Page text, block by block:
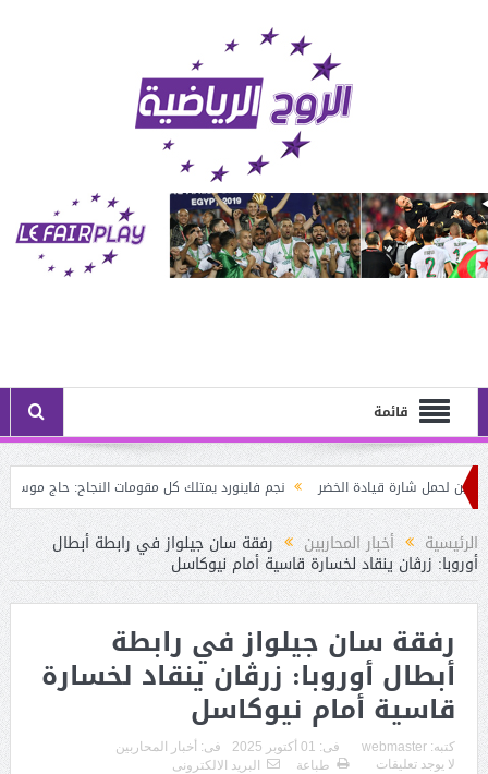
قائمة
شارة قيادة الخضر نجم فاينورد يمتلك كل مقومات النجاح: حاج موسى
الرئيسية أخبار المحاربين رفقة سان جيلواز في رابطة أبطال
أوروبا: زرڤان ينقاد لخسارة قاسية أمام نيوكاسل
رفقة سان جيلواز في رابطة
أبطال أوروبا: زرڤان ينقاد لخسارة
قاسية أمام نيوكاسل
كتبه: webmaster فى: 01 أكتوبر 2025 فى: أخبار المحاربين
لا يوجد تعليقات
طباعة البريد الالكترونى